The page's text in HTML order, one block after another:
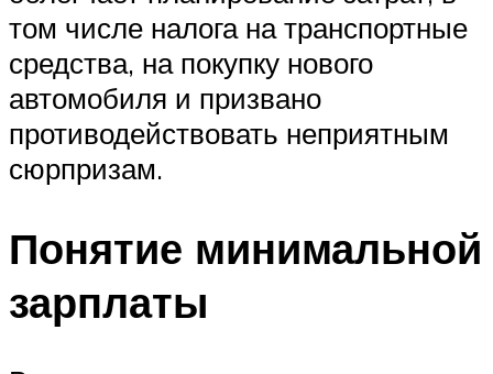
том числе налога на транспортные
средства, на покупку нового
автомобиля и призвано
противодействовать неприятным
сюрпризам.
Понятие минимальной
зарплаты